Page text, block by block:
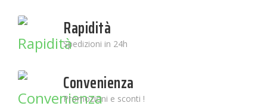
Rapidità
Spedizioni in 24h
Convenienza
Promozioni e sconti !